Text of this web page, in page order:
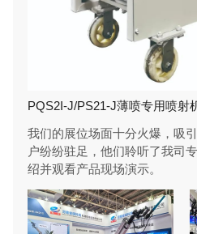
PQS2I-J/PS21-J薄喷专用喷射
我们的展位场面十分火爆，吸
户纷纷驻足，他们聆听了我司
绍并观看产品现场演示。